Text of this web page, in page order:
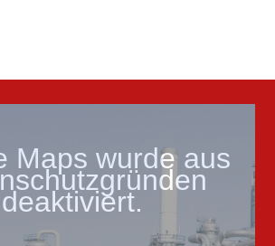
Maps wurde aus
deaktiviert.